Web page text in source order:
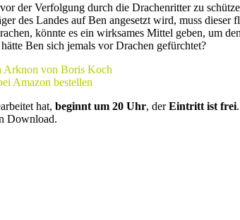
der Verfolgung durch die Drachenritter zu
des Landes auf Ben angesetzt wird, muss dieser
könnte es ein wirksames Mittel geben, um
Ben sich jemals vor Drachen gefürchtet?
Amazon bestellen
hat, beginnt um 20 Uhr, derEintritt ist frei
Download.